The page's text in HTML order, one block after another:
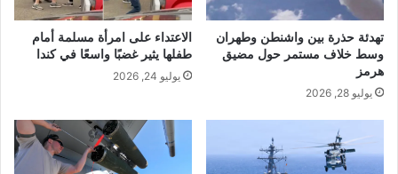
تهدئة حذرة بين واشنطن وطهران
وسط خلاف مستمر حول مضيق
هرمز
يوليو 28, 2026
الاعتداء على امرأة مسلمة أمام
طفلها يثير غضبًا واسعًا في كندا
يوليو 24, 2026